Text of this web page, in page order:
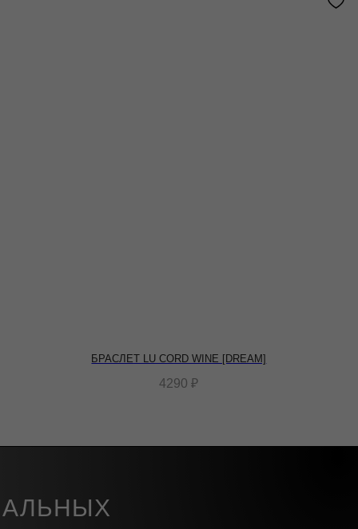
БРАСЛЕТ LU CORD WINE [DREAM]
4290 ₽